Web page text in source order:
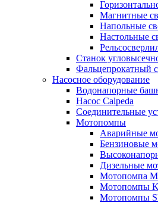
Магнитные
Напольные
Настольные
Станок
Фальцепрокатный
Насосное оборудование
Водонапорные
Насос Calpeda
Соединительные
Мотопомпы
Аварийные
Бензиновые
Дизельные
Мотопомпа
Мотопомпы
Мотопомпы